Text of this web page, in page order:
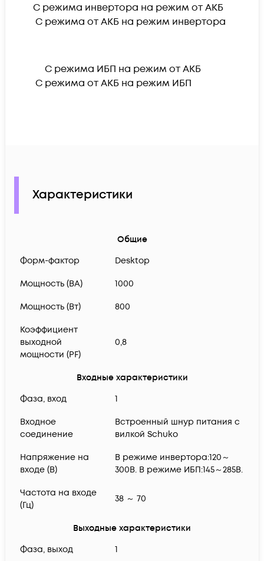
С режима инвертора на режим от АКБ
С режима от АКБ на режим инвертора
С режима ИБП на режим от АКБ
С режима от АКБ на режим ИБП
Характеристики
Общие
Форм-фактор
Desktop
Мощность (ВА) 1000
Мощность (Вт) 800
Коэффициент
выходной
мощности (PF)
0,8
Входные характеристики
Фаза, вход
1
Входное
соединение
Встроенный шнур питания с
вилкой Schuko
Напряжение на
входе (В)
В режиме инвертора:120～
300В. В режиме ИБП:145～285В.
Частота на входе
(Гц)
38 ～ 70
Выходные характеристики
Фаза, выход
1